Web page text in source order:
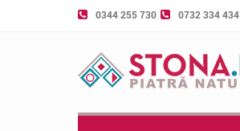
0344 255 730 0732 334 434